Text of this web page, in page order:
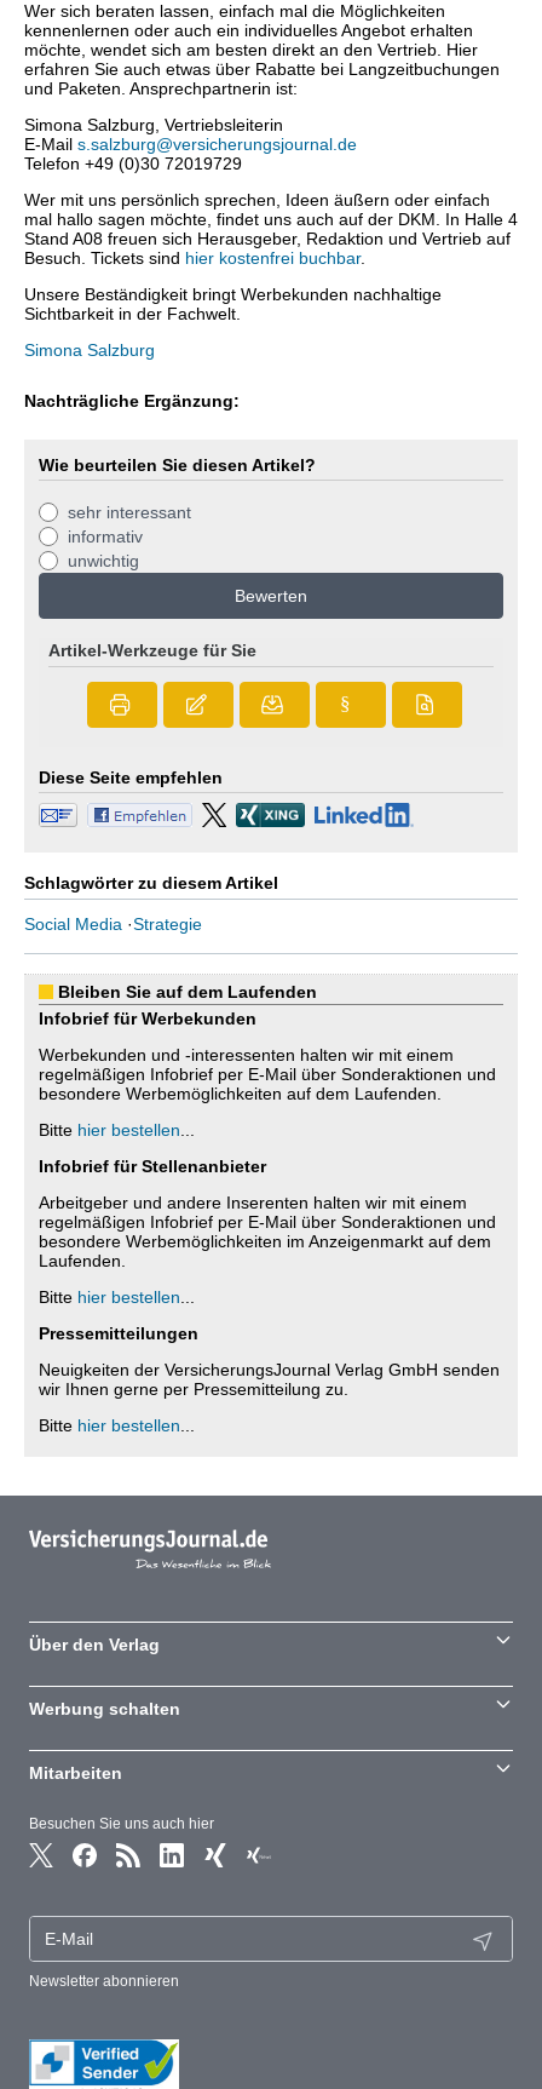
Wer sich beraten lassen, einfach mal die Möglichkeiten
kennenlernen oder auch ein individuelles Angebot erhalten
möchte, wendet sich am besten direkt an den Vertrieb. Hier
erfahren Sie auch etwas über Rabatte bei Langzeitbuchungen
und Paketen. Ansprechpartnerin ist:
Simona Salzburg, Vertriebsleiterin
E-Mail s.salzburg@versicherungsjournal.de
Telefon +49 (0)30 72019729
Wer mit uns persönlich sprechen, Ideen äußern oder einfach
mal hallo sagen möchte, findet uns auch auf der DKM. In Halle 4
Stand A08 freuen sich Herausgeber, Redaktion und Vertrieb auf
Besuch. Tickets sind hier kostenfrei buchbar.
Unsere Beständigkeit bringt Werbekunden nachhaltige
Sichtbarkeit in der Fachwelt.
Simona Salzburg
Nachträgliche Ergänzung:
Wie beurteilen Sie diesen Artikel?
sehr interessant
informativ
unwichtig
Bewerten
Artikel-Werkzeuge für Sie
§
Diese Seite empfehlen
Schlagwörter zu diesem Artikel
Social Media ·Strategie
Bleiben Sie auf dem Laufenden
Infobrief für Werbekunden
Werbekunden und -interessenten halten wir mit einem
regelmäßigen Infobrief per E-Mail über Sonderaktionen und
besondere Werbemöglichkeiten auf dem Laufenden.
Bitte hier bestellen
Infobrief für Stellenanbieter
Arbeitgeber und andere Inserenten halten wir mit einem
regelmäßigen Infobrief per E-Mail über Sonderaktionen und
besondere Werbemöglichkeiten im Anzeigenmarkt auf dem
Laufenden.
Bitte hier bestellen
Pressemitteilungen
Neuigkeiten der VersicherungsJournal Verlag GmbH senden
wir Ihnen gerne per Pressemitteilung zu.
Bitte hier bestellen
Besuchen Sie uns auch hier
Newsletter abonnieren
Über den Verlag
Werbung schalten
Mitarbeiten